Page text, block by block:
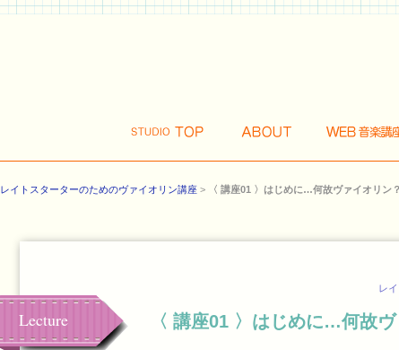
レイトスターターのためのヴァイオリン講座 > 〈 講座01 〉はじめに…何故ヴァイオリン
Lecture
レ
〈 講座01 〉はじめに…何故